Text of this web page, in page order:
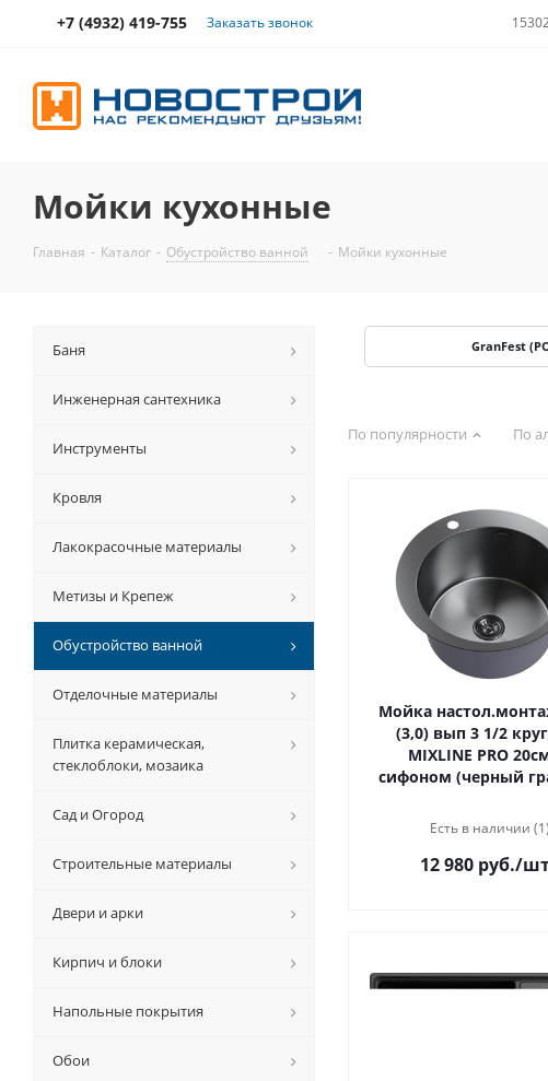
+7 (4932) 419-755 Заказать звонок
Мойки кухонные
Главная - Каталог - Обустройство ванной - Мойки кухонные
GranFest
По популярности По
Мойка
(3,0) вып 3 1/2
MIXLINE PRO
сифоном (черный
Есть в наличии (1)
12 980 руб./
Баня
Инженерная сантехника
Инструменты
Кровля
Лакокрасочные материалы
Метизы и Крепеж
Обустройство ванной
Отделочные материалы
Плитка керамическая,
стеклоблоки, мозаика
Сад и Огород
Строительные материалы
Двери и арки
Кирпич и блоки
Напольные покрытия
Обои